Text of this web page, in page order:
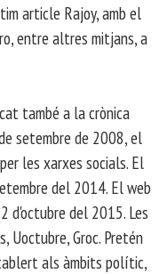
article Rajoy, amb el
entre altres mitjans, a
també a la crònica
setembre de 2008, el
les xarxes socials. El
del 2014. El web
d'octubre del 2015. Les
Uoctubre, Groc. Pretén
als àmbits polític,